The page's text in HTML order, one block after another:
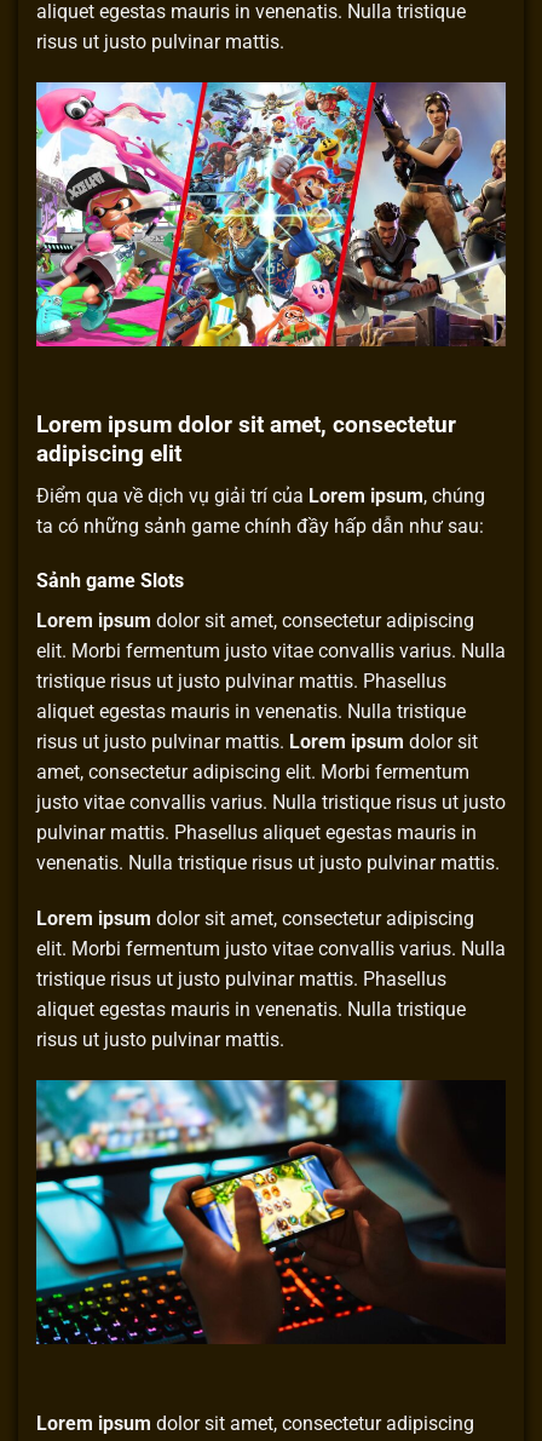
aliquet egestas mauris in venenatis. Nulla tristique
risus ut justo pulvinar mattis.
Lorem ipsum dolor sit amet, consectetur
adipiscing elit
Điểm qua về dịch vụ giải trí của Lorem ipsum, chúng
ta có những sảnh game chính đầy hấp dẫn như sau:
Sảnh game Slots
Lorem ipsum dolor sit amet, consectetur adipiscing
elit. Morbi fermentum justo vitae convallis varius. Nulla
tristique risus ut justo pulvinar mattis. Phasellus
aliquet egestas mauris in venenatis. Nulla tristique
risus ut justo pulvinar mattis. Lorem ipsum dolor sit
amet, consectetur adipiscing elit. Morbi fermentum
justo vitae convallis varius. Nulla tristique risus ut justo
pulvinar mattis. Phasellus aliquet egestas mauris in
venenatis. Nulla tristique risus ut justo pulvinar mattis.
Lorem ipsum dolor sit amet, consectetur adipiscing
elit. Morbi fermentum justo vitae convallis varius. Nulla
tristique risus ut justo pulvinar mattis. Phasellus
aliquet egestas mauris in venenatis. Nulla tristique
risus ut justo pulvinar mattis.
Lorem ipsum dolor sit amet, consectetur adipiscing